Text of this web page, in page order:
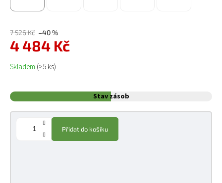
7 526 Kč –40 %
4 484 Kč
Měrná cena:
Skladem (>5 ks)
Stav zásob
Přidat do košíku